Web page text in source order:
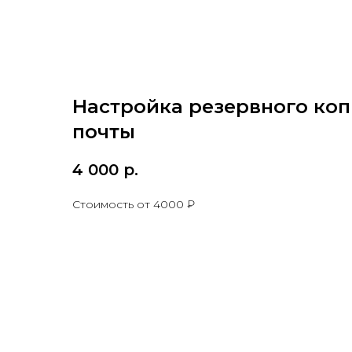
Настройка резервного
почты
4 000 р.
Стоимость от 4000 ₽